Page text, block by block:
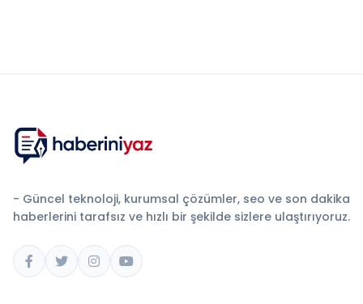
- Güncel teknoloji, kurumsal çözümler, seo ve son dakika
haberlerini tarafsız ve hızlı bir şekilde sizlere ulaştırıyoruz.